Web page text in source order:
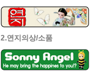
2.연지의상/소품